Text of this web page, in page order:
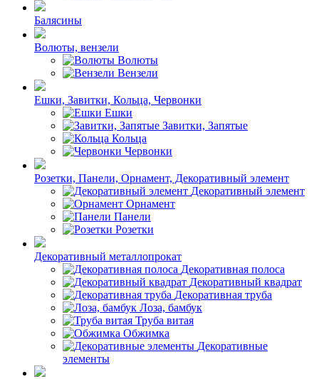
Балясины
Волюты, вензели
Волюты
Вензели
Ешки, Завитки, Кольца, Червонки
Ешки
Завитки, Запятые
Кольца
Червонки
Розетки, Панели, Орнамент, Декоративный элемент
Декоративный элемент
Орнамент
Панели
Розетки
Декоративный металлопрокат
Декоративная полоса
Декоративный квадрат
Декоративная труба
Лоза, бамбук
Труба витая
Обжимка
Декоративные
элементы